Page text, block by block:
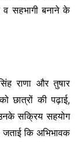
सहभागी बनाने के
राणा और तुषार
छात्रों की पढ़ाई,
सक्रिय सहयोग
कि अभिभावक